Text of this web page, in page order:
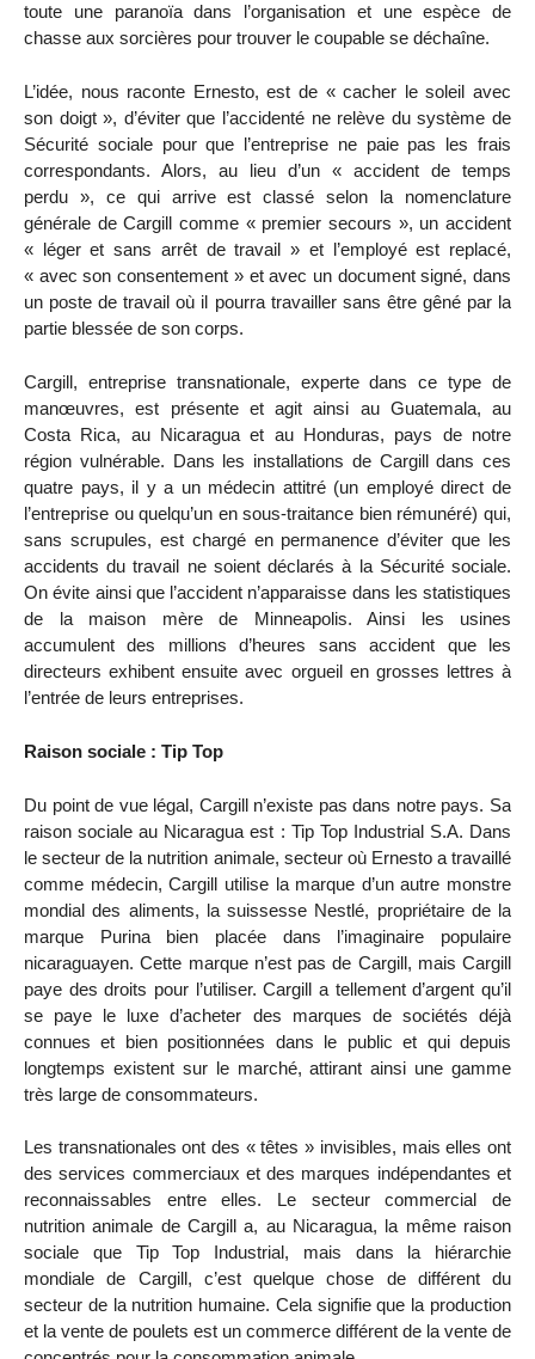
toute une paranoïa dans l’organisation et une espèce de
chasse aux sorcières pour trouver le coupable se déchaîne.
L’idée, nous raconte Ernesto, est de « cacher le soleil avec
son doigt », d’éviter que l’accidenté ne relève du système de
Sécurité sociale pour que l’entreprise ne paie pas les frais
correspondants. Alors, au lieu d’un « accident de temps
perdu », ce qui arrive est classé selon la nomenclature
générale de Cargill comme « premier secours », un accident
« léger et sans arrêt de travail » et l’employé est replacé,
« avec son consentement » et avec un document signé, dans
un poste de travail où il pourra travailler sans être gêné par la
partie blessée de son corps.
Cargill, entreprise transnationale, experte dans ce type de
manœuvres, est présente et agit ainsi au Guatemala, au
Costa Rica, au Nicaragua et au Honduras, pays de notre
région vulnérable. Dans les installations de Cargill dans ces
quatre pays, il y a un médecin attitré (un employé direct de
l’entreprise ou quelqu’un en sous-traitance bien rémunéré) qui,
sans scrupules, est chargé en permanence d’éviter que les
accidents du travail ne soient déclarés à la Sécurité sociale.
On évite ainsi que l’accident n’apparaisse dans les statistiques
de la maison mère de Minneapolis. Ainsi les usines
accumulent des millions d’heures sans accident que les
directeurs exhibent ensuite avec orgueil en grosses lettres à
l’entrée de leurs entreprises.
Raison sociale : Tip Top
Du point de vue légal, Cargill n’existe pas dans notre pays. Sa
raison sociale au Nicaragua est : Tip Top Industrial S.A. Dans
le secteur de la nutrition animale, secteur où Ernesto a travaillé
comme médecin, Cargill utilise la marque d’un autre monstre
mondial des aliments, la suissesse Nestlé, propriétaire de la
marque Purina bien placée dans l’imaginaire populaire
nicaraguayen. Cette marque n’est pas de Cargill, mais Cargill
paye des droits pour l’utiliser. Cargill a tellement d’argent qu’il
se paye le luxe d’acheter des marques de sociétés déjà
connues et bien positionnées dans le public et qui depuis
longtemps existent sur le marché, attirant ainsi une gamme
très large de consommateurs.
Les transnationales ont des « têtes » invisibles, mais elles ont
des services commerciaux et des marques indépendantes et
reconnaissables entre elles. Le secteur commercial de
nutrition animale de Cargill a, au Nicaragua, la même raison
sociale que Tip Top Industrial, mais dans la hiérarchie
mondiale de Cargill, c’est quelque chose de différent du
secteur de la nutrition humaine. Cela signifie que la production
et la vente de poulets est un commerce différent de la vente de